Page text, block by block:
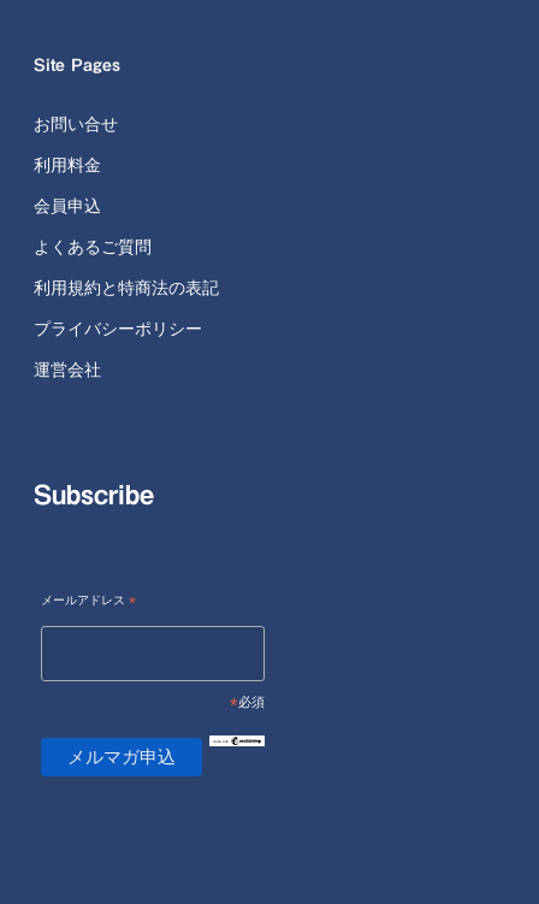
Site Pages
お問い合せ
利用料金
会員申込
よくあるご質問
利用規約と特商法の表記
プライバシーポリシー
運営会社
Subscribe
メールアドレス *
*必須